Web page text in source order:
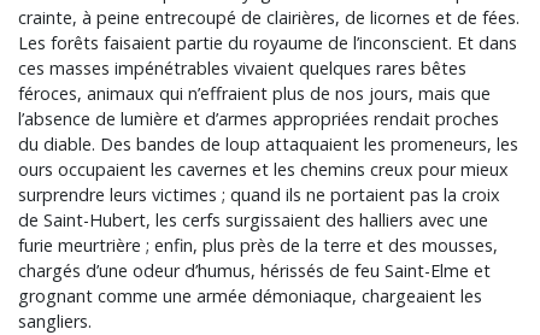
crainte, à peine entrecoupé de clairières, de licornes et de fées.
Les forêts faisaient partie du royaume de l’inconscient. Et dans
ces masses impénétrables vivaient quelques rares bêtes
féroces, animaux qui n’effraient plus de nos jours, mais que
l’absence de lumière et d’armes appropriées rendait proches
du diable. Des bandes de loup attaquaient les promeneurs, les
ours occupaient les cavernes et les chemins creux pour mieux
surprendre leurs victimes ; quand ils ne portaient pas la croix
de Saint-Hubert, les cerfs surgissaient des halliers avec une
furie meurtrière ; enfin, plus près de la terre et des mousses,
chargés d’une odeur d’humus, hérissés de feu Saint-Elme et
grognant comme une armée démoniaque, chargeaient les
sangliers.